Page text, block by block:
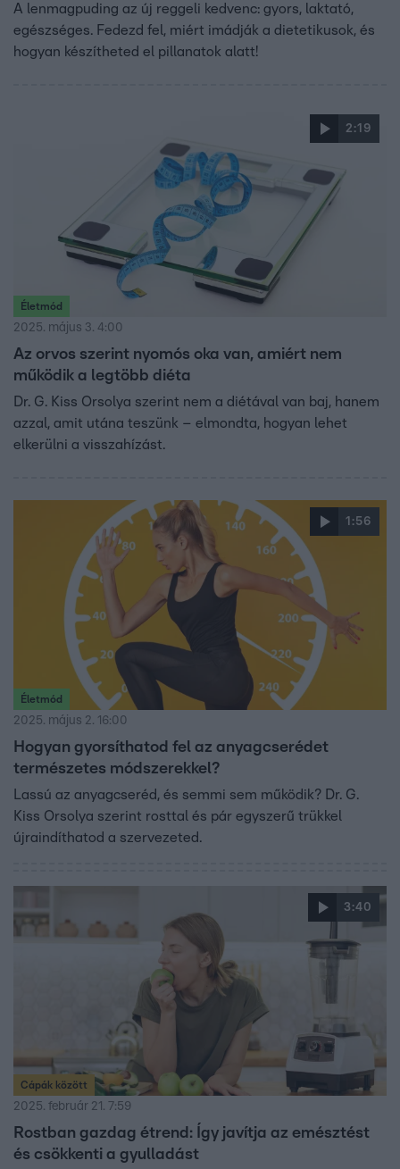
A lenmagpuding az új reggeli kedvenc: gyors, laktató,
egészséges. Fedezd fel, miért imádják a dietetikusok, és
hogyan készítheted el pillanatok alatt!
2:19
Életmód
2025. május 3. 4:00
Az orvos szerint nyomós oka van, amiért nem
működik a legtöbb diéta
Dr. G. Kiss Orsolya szerint nem a diétával van baj, hanem
azzal, amit utána teszünk – elmondta, hogyan lehet
elkerülni a visszahízást.
1:56
Életmód
2025. május 2. 16:00
Hogyan gyorsíthatod fel az anyagcserédet
természetes módszerekkel?
Lassú az anyagcseréd, és semmi sem működik? Dr. G.
Kiss Orsolya szerint rosttal és pár egyszerű trükkel
újraindíthatod a szervezeted.
3:40
Cápák között
2025. február 21. 7:59
Rostban gazdag étrend: Így javítja az emésztést
és csökkenti a gyulladást